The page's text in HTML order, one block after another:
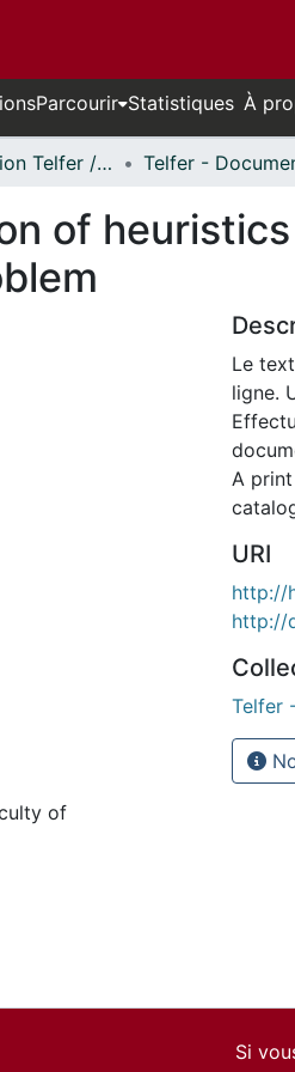
Parcourir Statistiques À
École de gestion Telfer // Telfer School of Management
of
of
Le
ligne.
A
URI
http://
http://
Telfer
Si